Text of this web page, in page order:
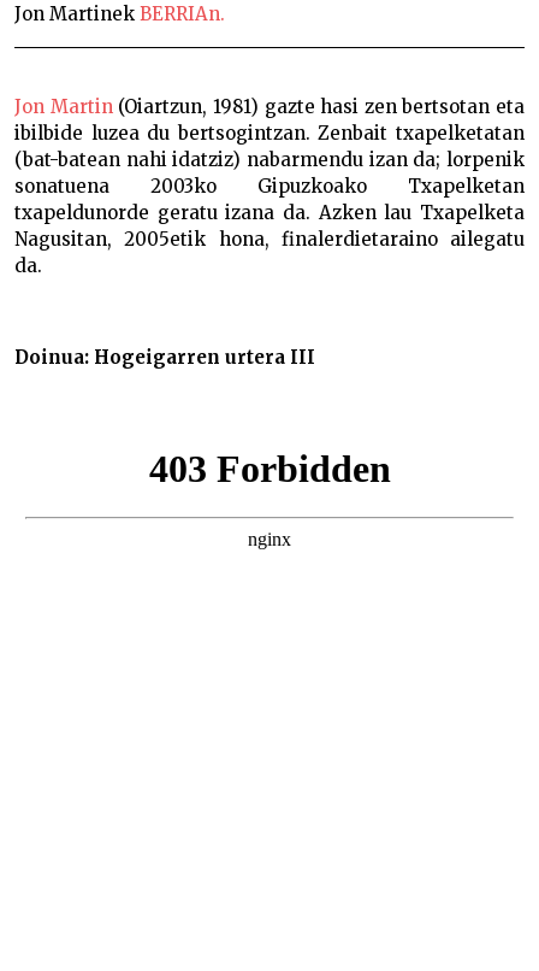
Jon Martinek BERRIAn.
Jon Martin(Oiartzun, 1981) gazte hasi zen bertsotan eta
ibilbide luzea du bertsogintzan. Zenbait txapelketatan
(bat-batean nahi idatziz) nabarmendu izan da; lorpenik
sonatuena 2003ko Gipuzkoako Txapelketan
txapeldunorde geratu izana da. Azken lau Txapelketa
Nagusitan, 2005etik hona, finalerdietaraino ailegatu
da.
Doinua: Hogeigarren urtera III